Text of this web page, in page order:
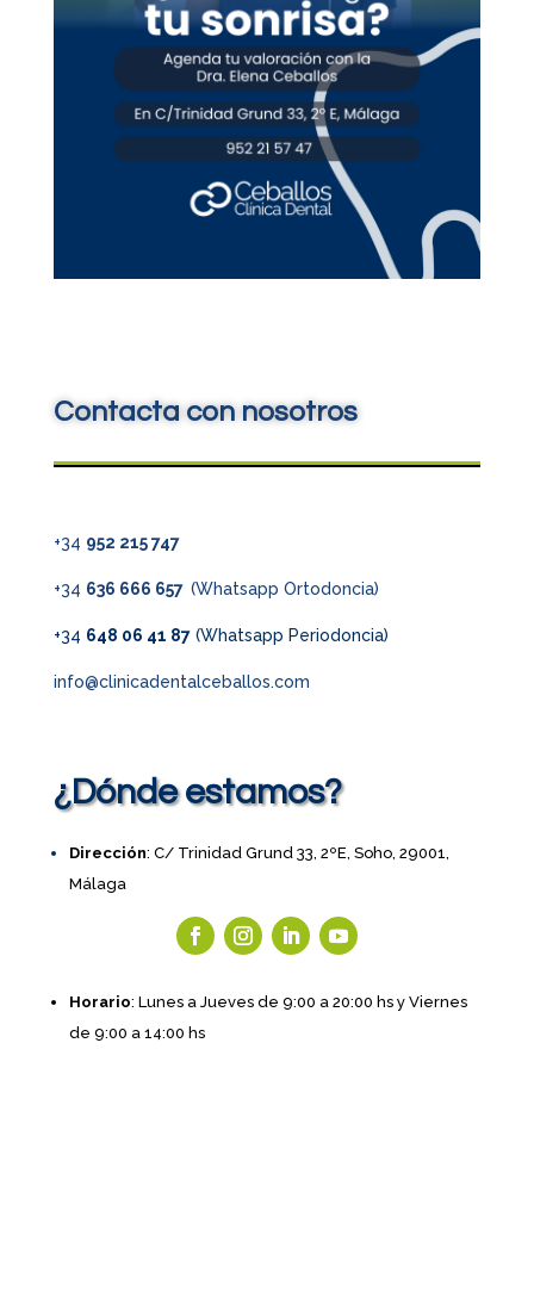
Contacta con nosotros
+34 952 215 747
+34 636 666 657 (Whatsapp Ortodoncia)
+34 648 06 41 87(Whatsapp Periodoncia)
info@clinicadentalceballos.com
¿Dónde estamos?
Dirección: C/ Trinidad Grund 33, 2ºE, Soho, 29001,
Málaga
Horario: Lunes a Jueves de 9:00 a 20:00 hs y Viernes
de 9:00 a 14:00 hs